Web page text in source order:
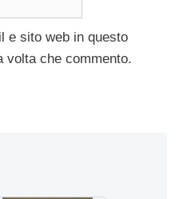
e sito web in questo
volta che commento.